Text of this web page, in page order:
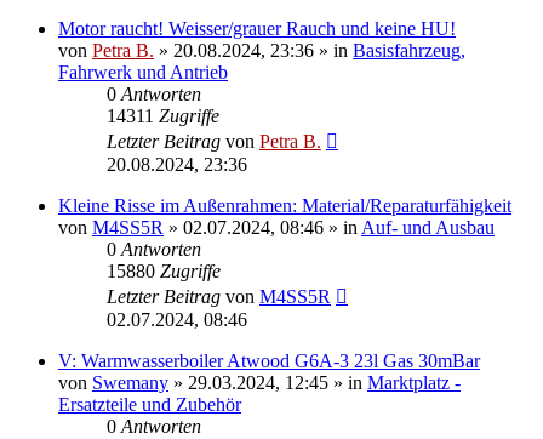
Motor raucht! Weisser/grauer Rauch und keine HU!
von Petra B. » 20.08.2024, 23:36 » in Basisfahrzeug,
Fahrwerk und Antrieb
0Antworten
14311 Zugriffe
Letzter Beitrag von Petra B.
20.08.2024, 23:36
Kleine Risse im Außenrahmen: Material/Reparaturfähigkeit
von M4SS5R » 02.07.2024, 08:46 » inAuf- und Ausbau
0Antworten
15880 Zugriffe
Letzter Beitrag von M4SS5R
02.07.2024, 08:46
V: Warmwasserboiler Atwood G6A-3 23l Gas 30mBar
von Swemany » 29.03.2024, 12:45 » in Marktplatz -
Ersatzteile und Zubehör
0Antworten